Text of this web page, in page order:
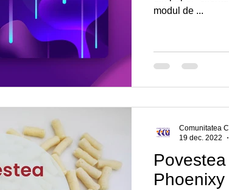
modul de ...
Phoenixy
Comunitatea
19 dec. 2022